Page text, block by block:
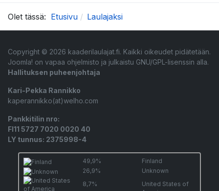
Olet tässä: Etusivu Laulajaksi
Copyright © 2026 kaaderilaulajat.fi. Kaikki oikeudet pidätetään.
Joomla! on vapaa ohjelmisto ja julkaistu GNU/GPL-lisenssin alla.
Hallituksen puheenjohtaja
Kari-Pekka Rannikko
kaperannikko(at)welho.com
Pankkitilin nro:
FI11 5727 7020 0020 40
LY tunnus: 2375998-4
49,9%
Finland
26,9%
Unknown
8,7%
United States of